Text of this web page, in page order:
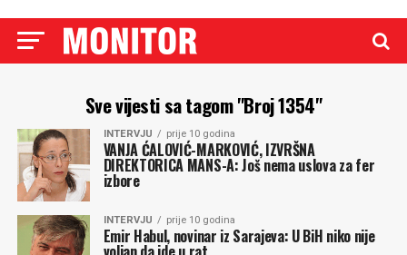
Sve vijesti sa tagom "Broj 1354"
INTERVJU prije 10 godina
VANJA ĆALOVIĆ-MARKOVIĆ, IZVRŠNA
DIREKTORICA MANS-A: Još nema uslova za fer
izbore
INTERVJU prije 10 godina
Emir Habul, novinar iz Sarajeva: U BiH niko nije